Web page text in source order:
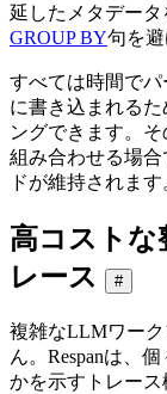
延したメタデー
GROUP BY句を
すべては時間で
に書き込まれる
ングできます。
組み合わせる場
ドが維持されます
高コストな
レース
#
複雑なLLMワー
ん。Respanは、
かを示すトレー